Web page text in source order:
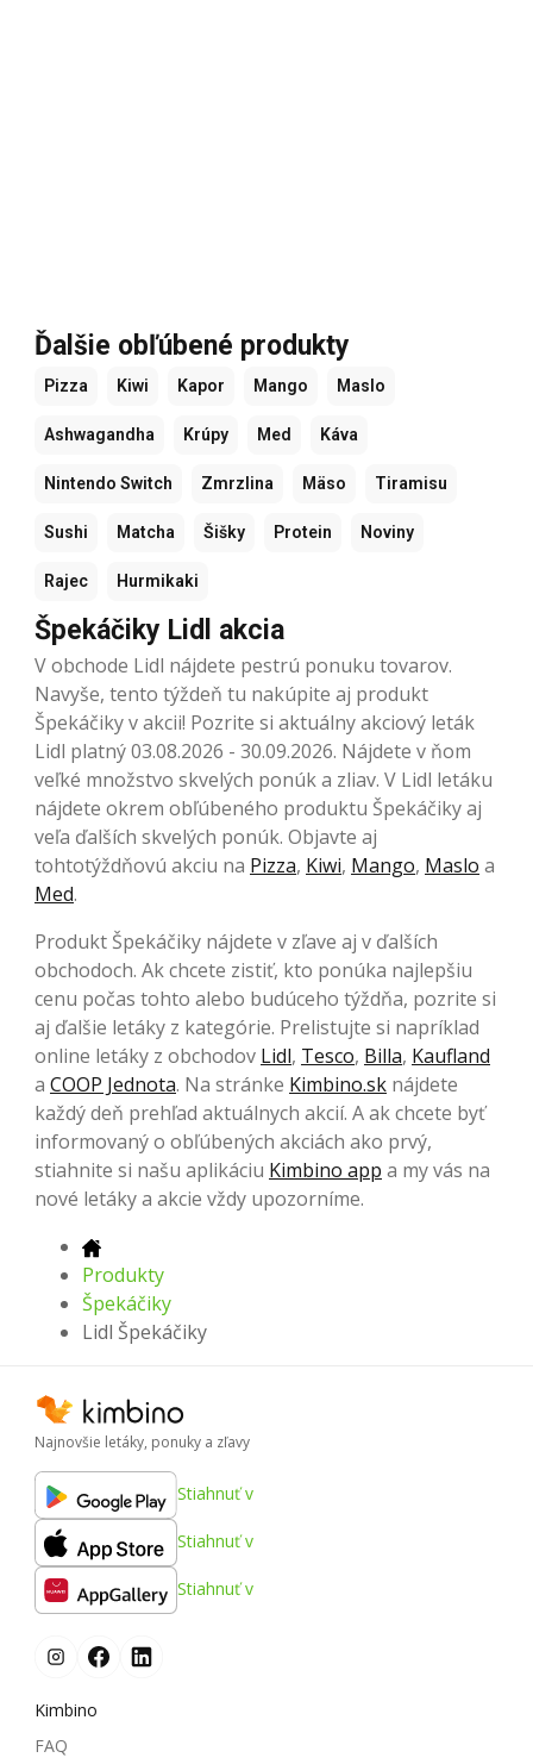
Ďalšie obľúbené produkty
Pizza Kiwi Kapor Mango Maslo
Ashwagandha Krúpy Med Káva
Nintendo Switch Zmrzlina Mäso Tiramisu
Sushi Matcha Šišky Protein Noviny
Rajec Hurmikaki
Špekáčiky Lidl akcia
V obchode Lidl nájdete pestrú ponuku tovarov.
Navyše, tento týždeň tu nakúpite aj produkt
Špekáčiky v akcii! Pozrite si aktuálny akciový leták
Lidl platný 03.08.2026 - 30.09.2026. Nájdete v ňom
veľké množstvo skvelých ponúk a zliav. V Lidl letáku
nájdete okrem obľúbeného produktu Špekáčiky aj
veľa ďalších skvelých ponúk. Objavte aj
tohtotýždňovú akciu na Pizza, Kiwi, Mango, Maslo a
Med.
Produkt Špekáčiky nájdete v zľave aj v ďalších
obchodoch. Ak chcete zistiť, kto ponúka najlepšiu
cenu počas tohto alebo budúceho týždňa, pozrite si
aj ďalšie letáky z kategórie. Prelistujte si napríklad
online letáky z obchodov Lidl, Tesco, Billa, Kaufland
a COOP Jednota. Na stránke Kimbino.sk nájdete
každý deň prehľad aktuálnych akcií. A ak chcete byť
informovaný o obľúbených akciách ako prvý,
stiahnite si našu aplikáciu Kimbino app a my vás na
nové letáky a akcie vždy upozorníme.
Produkty
Špekáčiky
Lidl Špekáčiky
Najnovšie letáky, ponuky a zľavy
Stiahnuť v
Stiahnuť v
Stiahnuť v
Kimbino
FAQ